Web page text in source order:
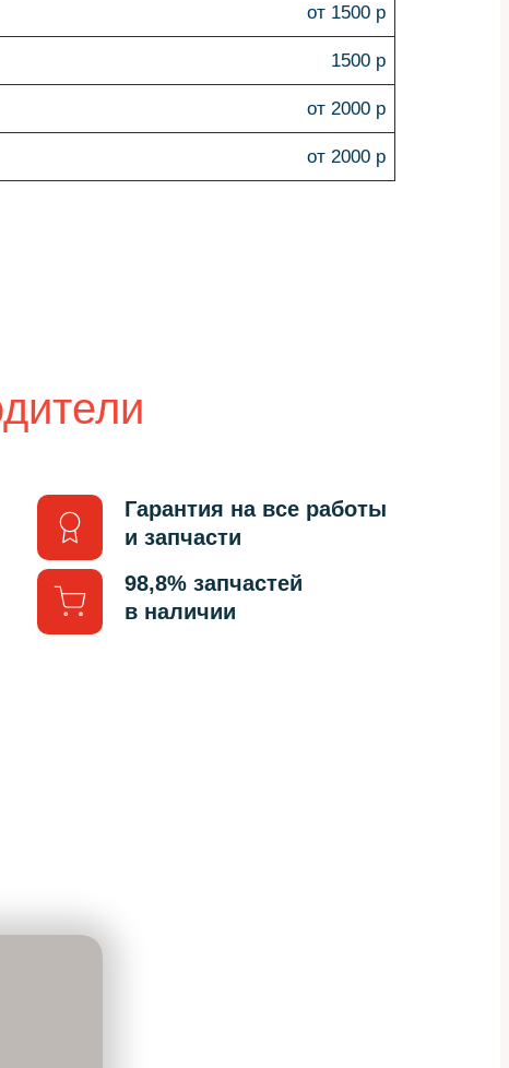
от 1500 р
1500 р
от 2000 р
от 2000 р
Гарантия на все работы
и запчасти
98,8% запчастей
в наличии